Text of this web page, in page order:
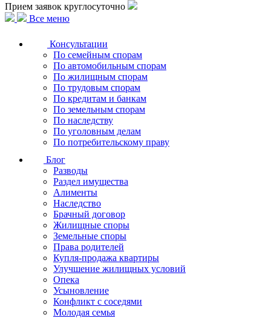
Прием заявок круглосуточно
Все меню
Консультации
По семейным спорам
По автомобильным спорам
По жилищным спорам
По трудовым спорам
По кредитам и банкам
По земельным спорам
По наследству
По уголовным делам
По потребительскому праву
Блог
Разводы
Раздел имущества
Алименты
Наследство
Брачный договор
Жилищные споры
Земельные споры
Права родителей
Купля-продажа квартиры
Улучшение жилищных условий
Опека
Усыновление
Конфликт с соседями
Молодая семья